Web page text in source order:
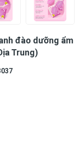
đào dưỡng ẩm
Trung)